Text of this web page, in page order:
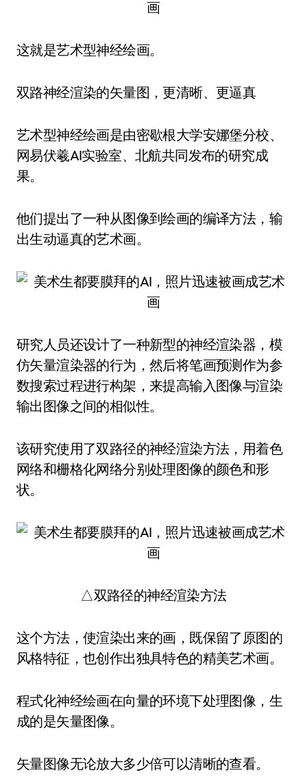
这就是艺术型神经绘画。
双路神经渲染的矢量图，更清晰、更逼真
艺术型神经绘画是由密歇根大学安娜堡分校、
网易伏羲AI实验室、北航共同发布的研究成
果。
他们提出了一种从图像到绘画的编译方法，输
出生动逼真的艺术画。
研究人员还设计了一种新型的神经渲染器，模
仿矢量渲染器的行为，然后将笔画预测作为参
数搜索过程进行构架，来提高输入图像与渲染
输出图像之间的相似性。
该研究使用了双路径的神经渲染方法，用着色
网络和栅格化网络分别处理图像的颜色和形
状。
△双路径的神经渲染方法
这个方法，使渲染出来的画，既保留了原图的
风格特征，也创作出独具特色的精美艺术画。
程式化神经绘画在向量的环境下处理图像，生
成的是矢量图像。
矢量图像无论放大多少倍可以清晰的查看。